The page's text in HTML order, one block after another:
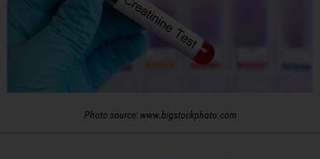
Photo source: www.bigstockphoto.com